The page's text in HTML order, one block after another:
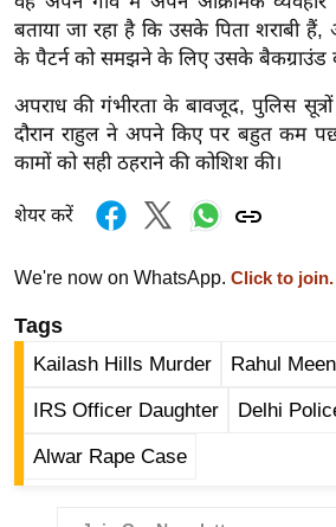
स
मं
त्रा
रि
ले
श
ज
नी
श्ले
बताया जा रहा है कि उसके पिता शराबी
के पैटर्न को समझने के लिए उसके बैकग्राउंड
अपराध की गंभीरता के बावजूद, पुलिस
दौरान राहुल ने अपने किए पर बहुत कम
कामों को सही ठहराने की कोशिश की।
शेयर करें
We're now on WhatsApp. Click to join.
Tags
Kailash Hills Murder Rahul
IRS Officer Daughter Delhi
Alwar Rape Case